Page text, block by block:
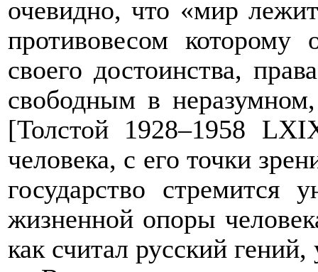
очевидно, что «мир
противовесом которому
своего достоинства,
свободным в
[Толстой 1928–1958
человека, с его точки
государство стремится
жизненной опоры
как считал русский